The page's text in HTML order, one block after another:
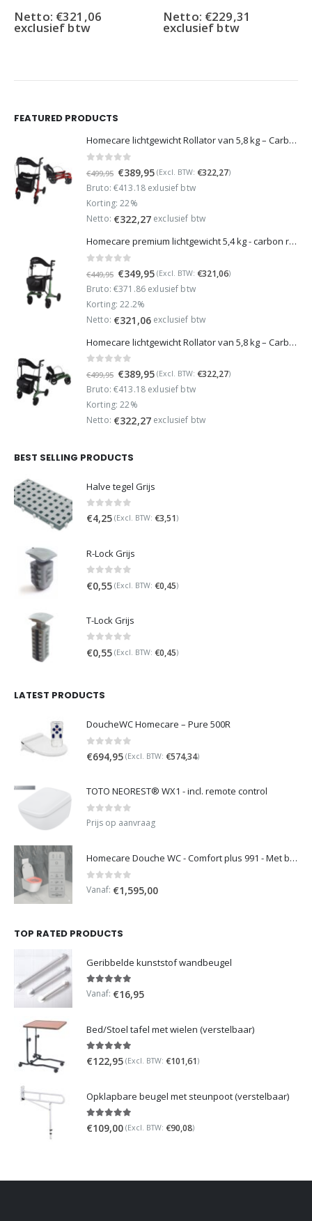
Netto: €321,06
exclusief btw
Netto: €229,31
exclusief btw
FEATURED PRODUCTS
Homecare lichtgewicht Rollator van 5,8 kg – Carbon rollator tot 150 kg draaggewicht – Dubbel opvouwbaar en inclusief reistas - Rood
out of 5
€499,95 Oorspronkelijke
prijs
was:
€499,95.
€389,95Huidige
prijs
€389,95.
(Excl. BTW: €322,27)
Bruto: €413.18 exlusief btw
Korting: 22%
Netto: €322,27exclusief btw
Homecare premium lichtgewicht 5,4 kg - carbon rollator - 150 kg draaggewicht - Opvouwbaar - Groen - incl stokhouder
€449,95 Oorspronkelijke
prijs
was:
€449,95.
€349,95Huidige
prijs
€349,95.
(Excl. BTW: €321,06)
Bruto: €371.86 exlusief btw
Korting: 22.2%
Netto: €321,06exclusief btw
Homecare lichtgewicht Rollator van 5,8 kg – Carbon rollator tot 150 kg draaggewicht – Dubbel opvouwbaar en inclusief reistas - Groen
out of 5
€499,95 Oorspronkelijke
prijs
was:
€499,95.
€389,95Huidige
prijs
€389,95.
(Excl. BTW: €322,27)
Bruto: €413.18 exlusief btw
Korting: 22%
Netto: €322,27exclusief btw
BEST SELLING PRODUCTS
Halve tegel Grijs
0 out of 5
€4,25 (Excl. BTW: €3,51)
R-Lock Grijs
€0,55 (Excl. BTW: €0,45)
T-Lock Grijs
€0,55 (Excl. BTW: €0,45)
LATEST PRODUCTS
DoucheWC Homecare – Pure 500R
€694,95 (Excl. BTW: €574,34)
TOTO NEOREST® WX1 - incl. remote control
0 out of 5
Prijs op aanvraag
Homecare Douche WC - Comfort plus 991 - Met brilverwarming
0 out of 5
Vanaf: €1,595,00
TOP RATED PRODUCTS
Geribbelde kunststof wandbeugel
5.00out of 5
Vanaf: €16,95
Bed/Stoel tafel met wielen (verstelbaar)
5.00out of 5
€122,95 (Excl. BTW: €101,61)
Opklapbare beugel met steunpoot (verstelbaar)
5.00out of 5
€109,00 (Excl. BTW: €90,08)